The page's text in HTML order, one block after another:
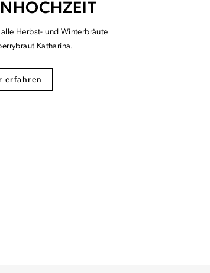
Herbst- und Winterbräute
Katharina.
erfahren